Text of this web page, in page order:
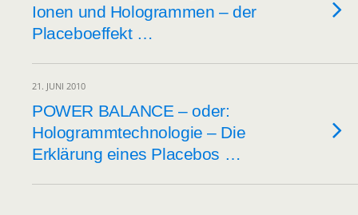
Ionen und Hologrammen – der
Placeboeffekt …
21. JUNI 2010
POWER BALANCE – oder:
Hologrammtechnologie – Die
Erklärung eines Placebos …